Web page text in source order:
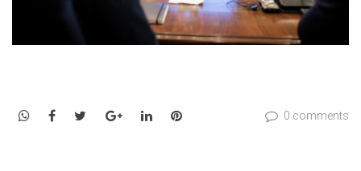
WhatsApp
Facebook
TwitterGoogle+LinkedInPinterest 0 comments